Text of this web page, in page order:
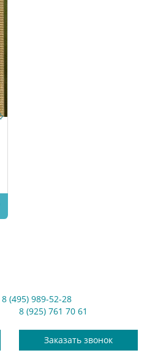
8 (495) 989-52-28
8 (925) 761 70 61
Заказать звонок